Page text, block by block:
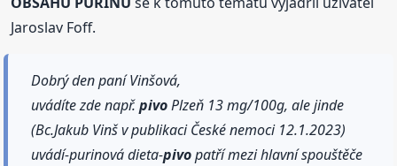
Jaroslav Foff.
Dobrý den paní Vinšová,
uvádíte zde např.pivoPlzeň 13 mg/100g, ale jinde
(Bc.Jakub Vinš v publikaci České nemoci 12.1.2023)
uvádí-purinová dieta-pivopatří mezi hlavní spouštěče